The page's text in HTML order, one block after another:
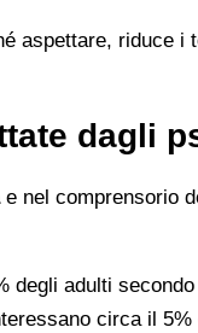
aspettare, riduce
dagli
e nel comprensorio
degli adulti
circa il